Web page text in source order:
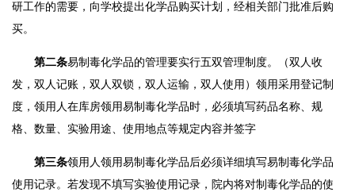
研工作的需要，向学校提出化学品购买计划，经相关部门批准后购
买。
第二条易制毒化学品的管理要实行五双管理制度。（双人收
发，双人记账，双人双锁， 双人运输，双人使用） 领用采用登记制
度，领用人在库房领用易制毒化学品时，必须填写药品名称、规
格、数量、实验用途、使用地点等规定内容并签字
第三条领用人领用易制毒化学品后必须详细填写易制毒化学品
使用记录。若发现不填写实验使用记录， 院内将对制毒化学品的使